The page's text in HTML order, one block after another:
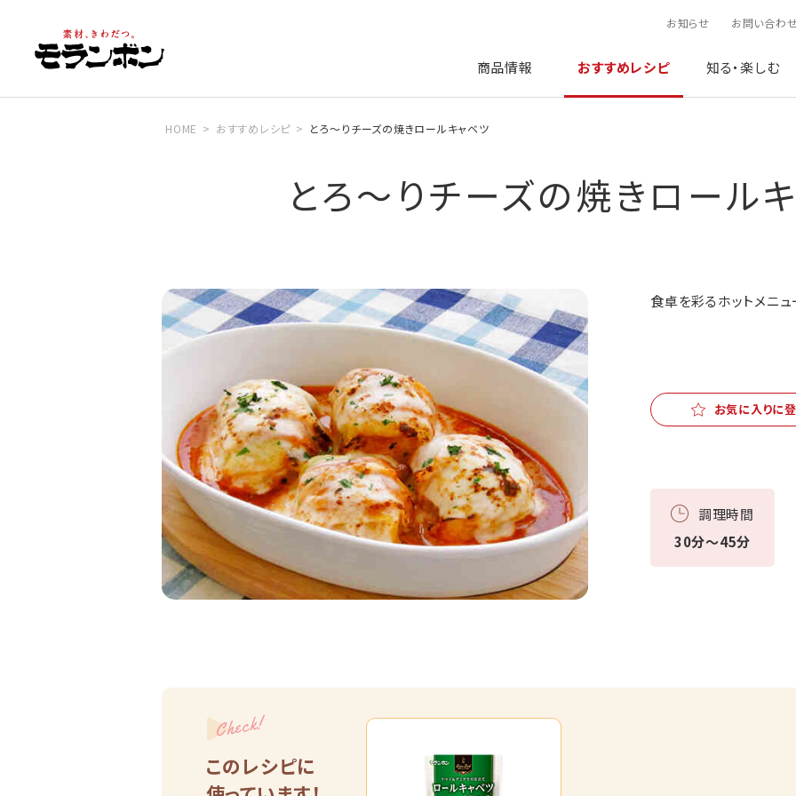
お知らせ お問い合わ
商品情報 おすすめレシピ 知る・楽しむ
HOME おすすめレシピ とろ～りチーズの焼きロールキャベツ
とろ～りチーズの焼きロール
食卓を彩るホットメニ
お気に入りに
調理時間
30分～45分
Check!
このレシピに